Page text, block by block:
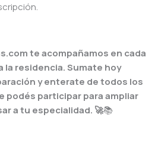
te acompañamos en cada
la residencia. Sumate hoy
y enterate de todos los
podés participar para ampliar
a tu especialidad. 🚀📚